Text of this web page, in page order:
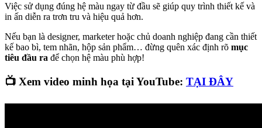
Việc sử dụng đúng hệ màu ngay từ đầu sẽ giúp quy trình thiết kế và
in ấn diễn ra trơn tru và hiệu quả hơn.
Nếu bạn là designer, marketer hoặc chủ doanh nghiệp đang cần thiết
kế bao bì, tem nhãn, hộp sản phẩm… đừng quên xác định rõ mục
tiêu đầu ra để chọn hệ màu phù hợp!
📺 Xem video minh họa tại YouTube: TẠI ĐÂY